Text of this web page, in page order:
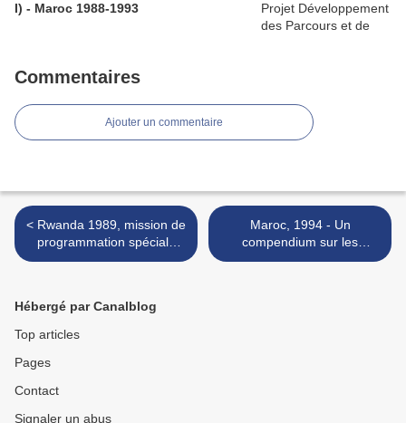
I) - Maroc 1988-1993
Commentaires
Ajouter un commentaire
< Rwanda 1989, mission de
programmation spéciale
d'un cycle de financement
Maroc, 1994 - Un
compendium sur les
principales lois de référence
Hébergé par Canalblog
Top articles
Pages
Contact
Signaler un abus